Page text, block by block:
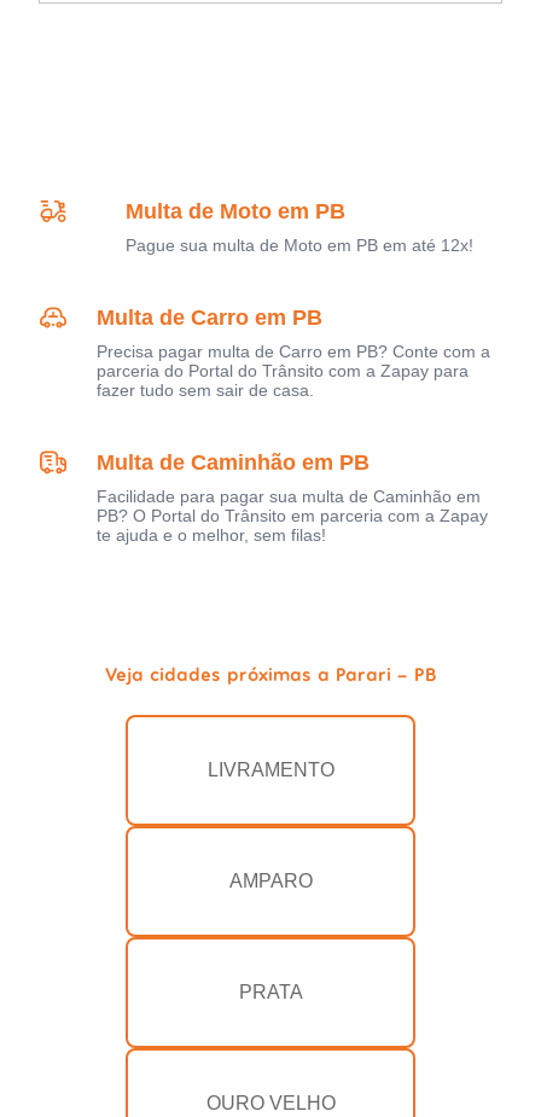
Multa de Moto em PB
Pague sua multa de Moto em PB em até 12x!
Multa de Carro em PB
Precisa pagar multa de Carro em PB? Conte com a
parceria do Portal do Trânsito com a Zapay para
fazer tudo sem sair de casa.
Multa de Caminhão em PB
Facilidade para pagar sua multa de Caminhão em
PB? O Portal do Trânsito em parceria com a Zapay
te ajuda e o melhor, sem filas!
Veja cidades próximas a Parari - PB
LIVRAMENTO
AMPARO
PRATA
OURO VELHO